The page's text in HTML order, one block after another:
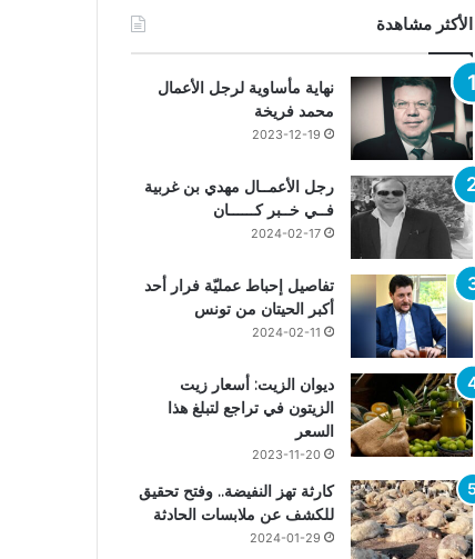
الأكثر مشاهدة
نهاية مأساوية لرجل الأعمال
محمد فريخة
2023-12-19
رجل الأعمــال مهدي بن غربية
فــي خــبر كــــــان
2024-02-17
تفاصيل إحباط عمليّة فرار أحد
أكبر الحيتان من تونس
2024-02-11
ديوان الزيت: أسعار زيت
الزيتون في تراجع لتبلغ هذا
السعر
2023-11-20
كارثة تهز النفيضة.. وفتح تحقيق
للكشف عن ملابسات الحادثة
2024-01-29